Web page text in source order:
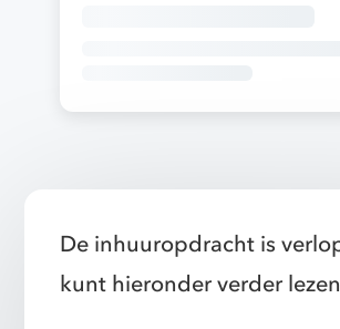
De inhuuropdracht is
kunt hieronder verder